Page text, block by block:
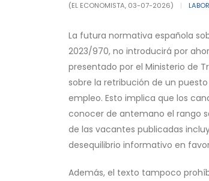
(EL ECONOMISTA, 03-07-2026) |
La futura normativa española
2023/970, no introducirá por
presentado por el Ministerio de
sobre la retribución de un
empleo. Esto implica que los
conocer de antemano el rango
de las vacantes publicadas
desequilibrio informativo en
Además, el texto tampoco